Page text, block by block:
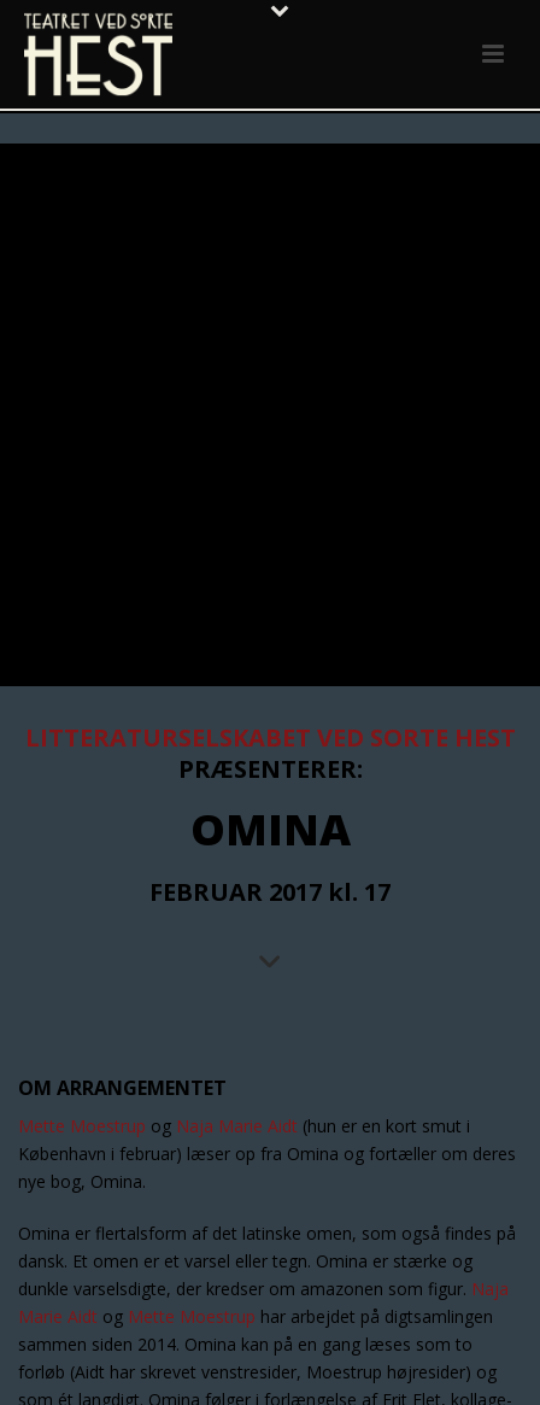
LITTERATURSELSKABET VED SORTE HEST
PRÆSENTERER:
OMINA
FEBRUAR 2017 kl. 17
OM ARRANGEMENTET
Mette Moestrup og Naja Marie Aidt (hun er en kort smut i
København i februar) læser op fra Omina og fortæller om deres
nye bog, Omina.
Omina er flertalsform af det latinske omen, som også findes på
dansk. Et omen er et varsel eller tegn. Omina er stærke og
dunkle varselsdigte, der kredser om amazonen som figur. Naja
Marie Aidt og Mette Moestrup har arbejdet på digtsamlingen
sammen siden 2014. Omina kan på en gang læses som to
forløb (Aidt har skrevet venstresider, Moestrup højresider) og
som ét langdigt. Omina følger i forlængelse af Frit Flet, kollage-